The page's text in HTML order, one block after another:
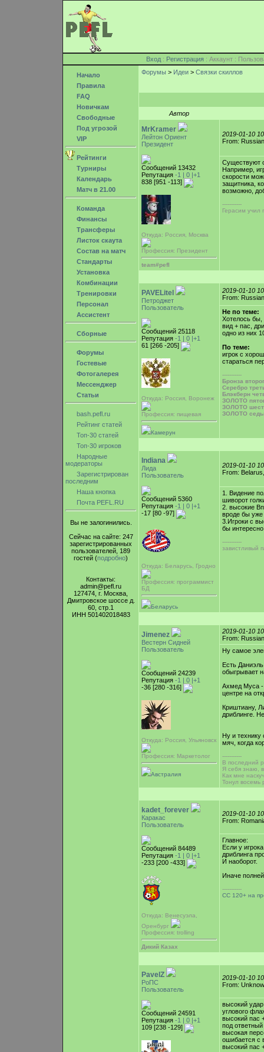
Вход : Регистрация : Аккаунт :
Начало
Правила
FAQ
Новичкам
Свободные
Под угрозой
VIP
Рейтинги
Турниры
Календарь
Матч в 21.00
Команда
Финансы
Трансферы
Листок скаута
Состав на матч
Стандарты
Установка
Комбинации
Тренировки
Персонал
Ассистент
Сборные
Форумы
Гостевые
Фотогалерея
Мессенджер
Статьи
bash.pefl.ru
Рейтинг статей
Топ-30 статей
Топ-30 игроков
Народные
модераторы
Зарегистрирован
последним
Наша кнопка
Почта PEFL.RU
Вы не залогинились.
Сейчас на сайте: 247
зарегистрированных
пользователей, 189
гостей (подробно)
Контакты:
admin@pefl.ru
127474, г. Москва,
Дмитровское шоссе д.
60, стр.1
ИНН 501402018483
Форумы > Идеи > Связки скиллов
Автор
MrKramer
Лейтон Ориент
Президент
Сообщений 13432
Репутация -1 | 0 |+1
838 [951 -113]
Откуда: Россия, Москва
Профессия: Президент
team#pefl
2019-01-10
From:
Существуют
Например,
скорости
защитника,
возможно,
-----------
Герасим учил
PAVELitel
Петроджет
Пользователь
Сообщений 25118
Репутация -1 | 0 |+1
61 [266 -205]
Откуда: Россия, Воронеж
Профессия: пищевая
Камерун
2019-01-10
From:
Не по теме:
Хотелось бы,
вид + пас,
одно из них
По теме:
игрок с
стараться
-----------
Бронза
Серебро
Блэкберн
ЗОЛОТО
ЗОЛОТО
ЗОЛОТО
Indiana
Лида
Пользователь
Сообщений 5360
Репутация -1 | 0 |+1
-17 [80 -97]
Откуда: Беларусь, Гродно
Профессия: программист
БД
Беларусь
2019-01-10
From:
1. Видение
шиворот
2. высокие
вроде бы уже
3.Игроки с
бы
-----------
завистливый
Jimenez
Вестерн Сидней
Пользователь
Сообщений 24239
Репутация -1 | 0 |+1
-36 [280 -316]
Откуда: Россия, Ульяновск
Профессия: Маркетолог
Австралия
2019-01-10
From:
Ну самое
Есть
обыгрывает
Ахмед Муса -
центре на
Криштиану,
дриблинге.
Ну и технику
мяч, когда
-----------
В последний
Я себя знаю,
Как мне
Тонул восемь
kadet_forever
Каракас
Пользователь
Сообщений 84489
Репутация -1 | 0 |+1
-233 [200 -433]
Откуда: Венесуэла,
Оренбург
Профессия: trolling
Дикий Казах
2019-01-10
From:
Главное:
Если у
дриблинга
И наоборот.
Иначе
-----------
СС 120+ на
PavelZ
РоПС
Пользователь
Сообщений 24591
Репутация -1 | 0 |+1
109 [238 -129]
2019-01-10
From:
высокий
углового
высокий пас
под
высокая
ошибается с
высокий пас